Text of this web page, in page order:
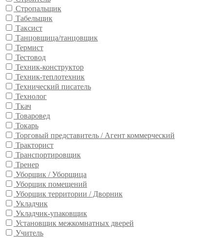
Стропальщик
Табельщик
Таксист
Танцовщица/танцовщик
Термист
Тестовод
Техник-конструктор
Техник-теплотехник
Технический писатель
Технолог
Ткач
Товаровед
Токарь
Торговый представитель / Агент коммерческий
Тракторист
Транспортировщик
Тренер
Уборщик / Уборщица
Уборщик помещений
Уборщик территории / Дворник
Укладчик
Укладчик-упаковщик
Установщик межкомнатных дверей
Учитель